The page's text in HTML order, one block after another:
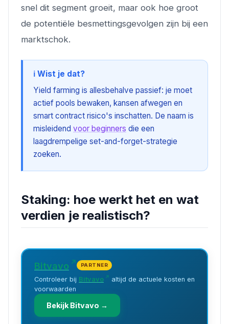
snel dit segment groeit, maar ook hoe groot
de potentiële besmettingsgevolgen zijn bij een
marktschok.
ℹ️ Wist je dat?
Yield farming is allesbehalve passief: je moet
actief pools bewaken, kansen afwegen en
smart contract risico's inschatten. De naam is
misleidend voor beginners die een
laagdrempelige set-and-forget-strategie
zoeken.
Staking: hoe werkt het en wat
verdien je realistisch?
Bitvavo PARTNER
Controleer bij Bitvavo
altijd de actuele kosten en
voorwaarden
Bekijk Bitvavo →